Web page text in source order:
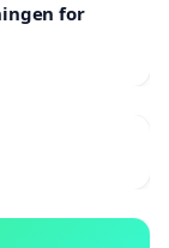
for